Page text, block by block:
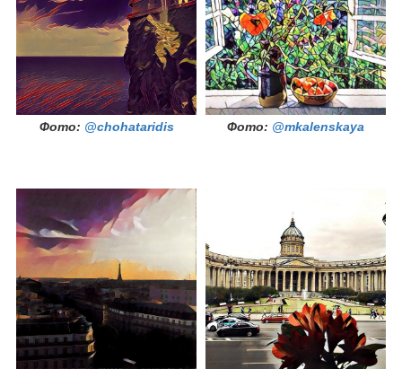
Фото: @chohataridis Фото: @mkalenskaya